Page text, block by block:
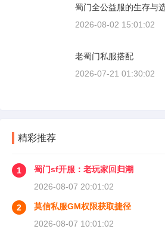
蜀门全公益服的生存与
2026-08-02 15:01:02
老蜀门私服搭配
2026-07-21 01:30:02
精彩推荐
1
蜀门sf开服：老玩家回归潮
2026-08-07 20:01:02
2
莫信私服GM权限获取捷径
2026-08-07 10:01:02